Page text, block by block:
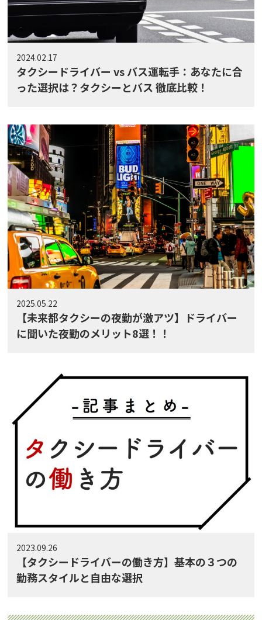
2024.02.17
タクシードライバー vs バス運転手：あなたに合
った選択は？タクシーとバス 徹底比較！
2025.05.22
【未来都タクシーの夜勤が激アツ】ドライバー
に聞いた夜勤のメリット8選！！
2023.09.26
【タクシードライバーの働き方】基本の３つの
勤務スタイルと自由な選択